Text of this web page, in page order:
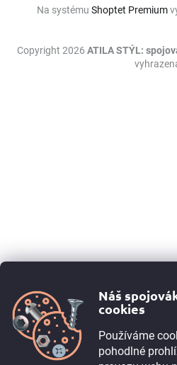
Náš
cookies
Používáme
pohodlné
Na systému Shoptet Premium
Copyright 2026 ATILA STÝL: